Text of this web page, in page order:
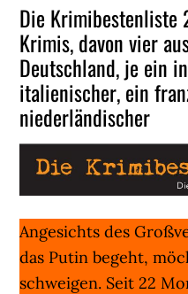
Die Krimibestenliste
Krimis, davon vier
Deutschland, je ein
italienischer, ein
niederländischer
Angesichts des
das Putin begeht,
schweigen. Seit 22